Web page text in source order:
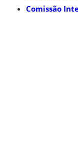
Comissão